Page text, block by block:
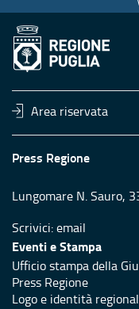
Area riservata
Press Regione
Lungomare N. Sauro,
Scrivici:email
Eventi e Stampa
Ufficio stampa della
Press Regione
Logo e identità